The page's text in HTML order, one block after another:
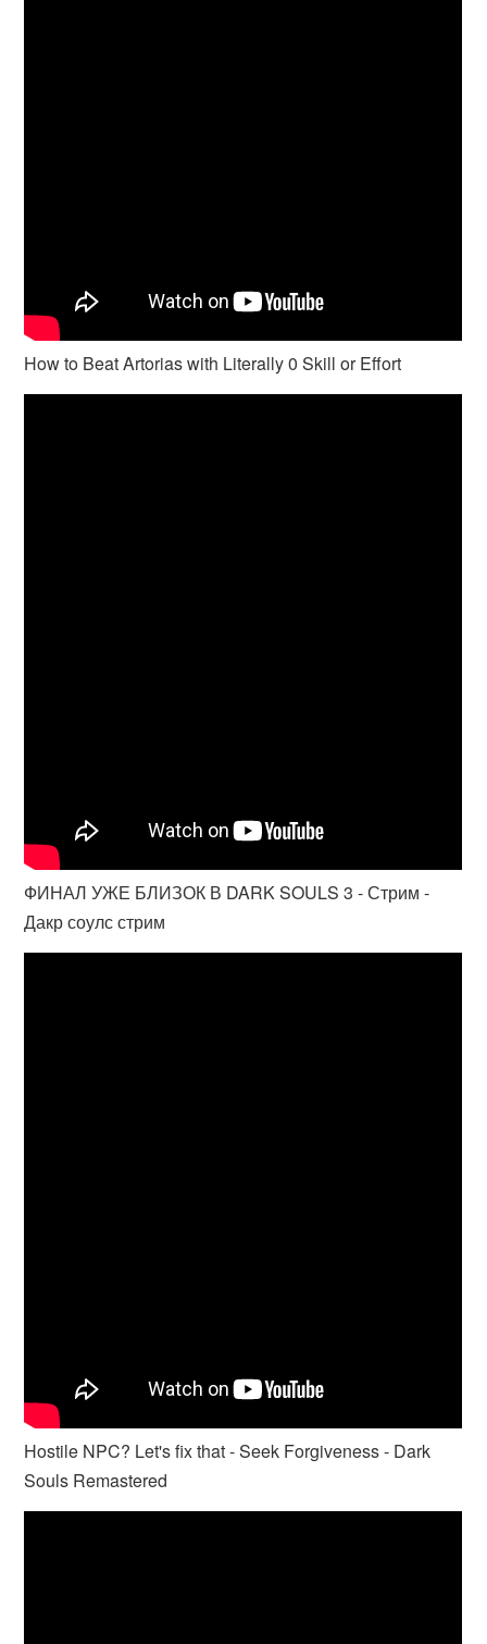
How to Beat Artorias with Literally 0 Skill or Effort
ФИНАЛ УЖЕ БЛИЗОК В DARK SOULS 3 - Стрим -
Дакр соулс стрим
Hostile NPC? Let's fix that - Seek Forgiveness - Dark
Souls Remastered